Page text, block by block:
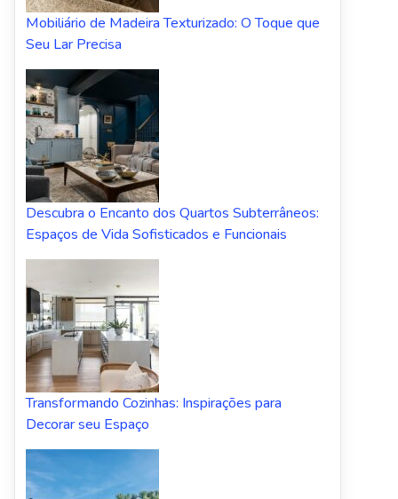
Mobiliário de Madeira Texturizado: O Toque que
Seu Lar Precisa
Descubra o Encanto dos Quartos Subterrâneos:
Espaços de Vida Sofisticados e Funcionais
Transformando Cozinhas: Inspirações para
Decorar seu Espaço